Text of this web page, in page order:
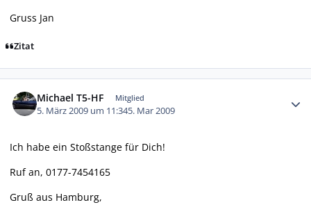
Gruss Jan
Zitat
Michael T5-HF Mitglied
5. März 2009 um 11:345. Mar 2009
Ich habe ein Stoßstange für Dich!
Ruf an, 0177-7454165
Gruß aus Hamburg,